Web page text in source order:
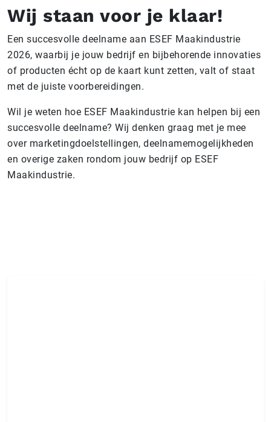
Wij staan voor je klaar!
Een succesvolle deelname aan ESEF Maakindustrie
2026, waarbij je jouw bedrijf en bijbehorende innovaties
of producten écht op de kaart kunt zetten, valt of staat
met de juiste voorbereidingen.
Wil je weten hoe ESEF Maakindustrie kan helpen bij een
succesvolle deelname? Wij denken graag met je mee
over marketingdoelstellingen, deelnamemogelijkheden
en overige zaken rondom jouw bedrijf op ESEF
Maakindustrie.